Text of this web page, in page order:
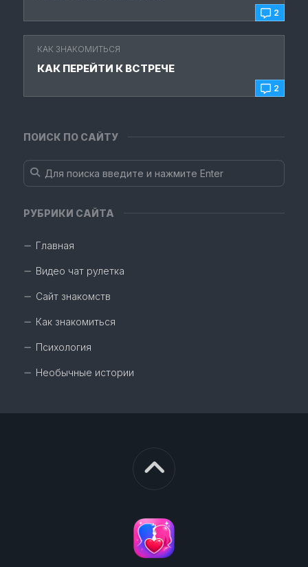
2
2
КАК ЗНАКОМИТЬСЯ
КАК ПЕРЕЙТИ К ВСТРЕЧЕ
ПОИСК ПО САЙТУ
РУБРИКИ САЙТА
Главная
Видео чат рулетка
Сайт знакомств
Как знакомиться
Психология
Необычные истории